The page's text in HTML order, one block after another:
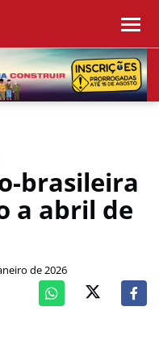
brasileira
a abril de
de 2026